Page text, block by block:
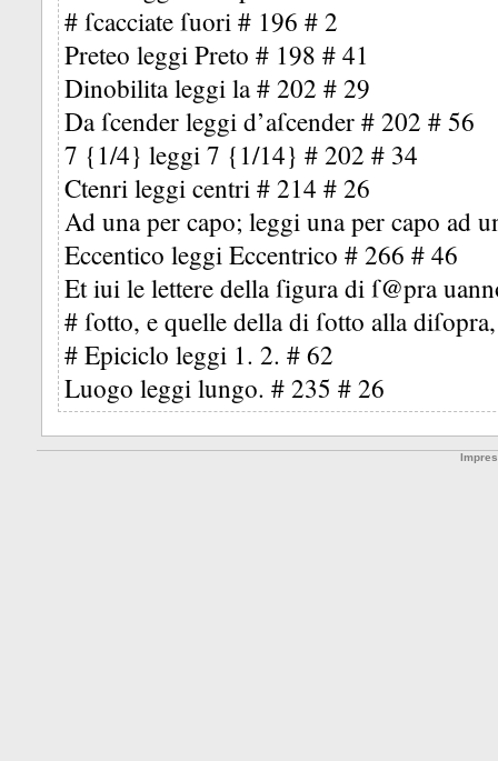
# ſcacciate ſuori # 196 # 2
Preteo leggi Preto # 198 # 41
Dinobilita leggi la# 202 # 29
Da ſcender leggi d’aſcender # 202 # 56
7 {1/4} leggi 7 {1/14} # 202 # 34
Ctenri leggi centri # 214 # 26
Ad una per capo; leggi una per capo ad
Eccentico leggi Eccentrico # 266 # 46
Et iui le lettere della ſigura di ſ@pra
# ſotto, e quelle della di ſotto alla
# Epiciclo leggi 1. 2. # 62
Luogo leggi lungo. # 235 # 26